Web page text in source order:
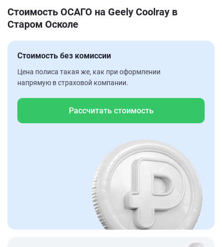
Стоимость ОСАГО на Geely Coolray в
Старом Осколе
Стоимость без комиссии
Цена полиса такая же, как при оформлении
напрямую в страховой компании.
Рассчитать стоимость